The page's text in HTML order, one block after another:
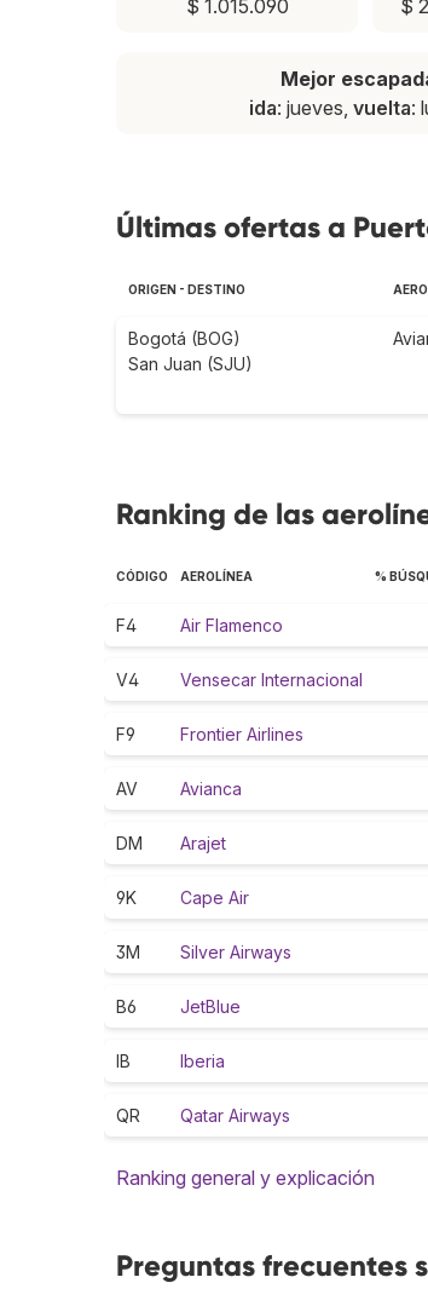
$ 1.015.090
$
Mejor
ida: jueves, vuelta:
Últimas ofertas a
ORIGEN - DESTINO
Bogotá (BOG)
San Juan (SJU)
Ranking de las
CÓDIGO AEROLÍNEA %
F4 Air Flamenco
V4 Vensecar Internacional
F9 Frontier Airlines
AV Avianca
DM Arajet
9K Cape Air
3M Silver Airways
B6 JetBlue
IB Iberia
QR Qatar Airways
Ranking general y explicación
Preguntas frecuentes